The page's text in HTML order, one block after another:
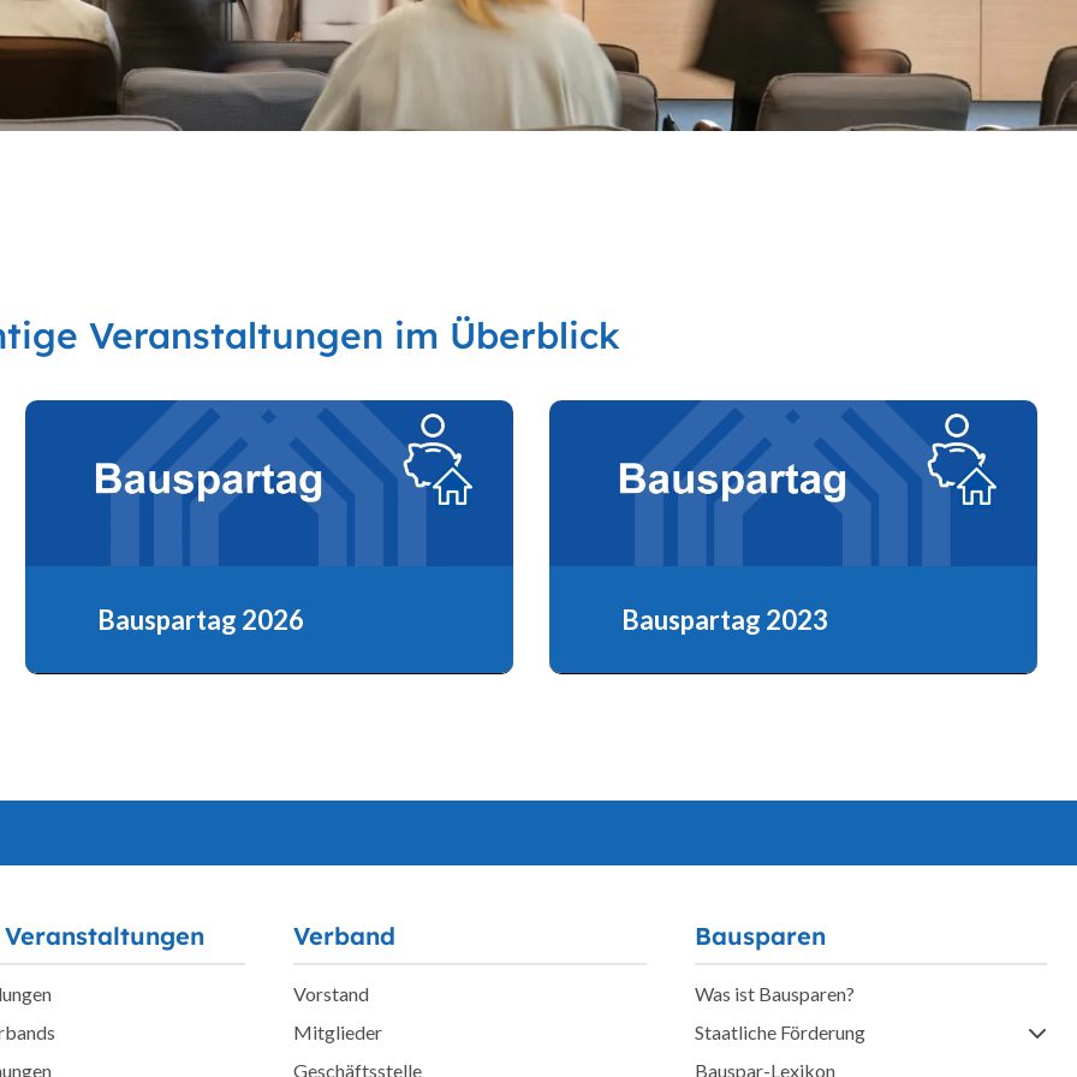
Veranstaltungen im Überblick
Mit Wohneigentum aus der Wohnungskrise
Bauspartag 2026
Bezahlbares Wohnen – Energieeffizienz im
Bauspartag 2023
Veranstaltungen Verband
Vorstand
Mitglieder
Geschäftsstelle
Bausparen
Was ist Bausparen?
Staatliche Förderung
Bauspar-Lexikon